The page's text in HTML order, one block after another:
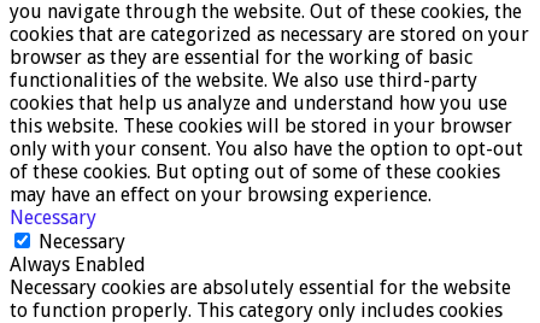
you navigate through the website. Out of these cookies, the
cookies that are categorized as necessary are stored on your
browser as they are essential for the working of basic
functionalities of the website. We also use third-party
cookies that help us analyze and understand how you use
this website. These cookies will be stored in your browser
only with your consent. You also have the option to opt-out
of these cookies. But opting out of some of these cookies
may have an effect on your browsing experience.
Necessary
Necessary
Always Enabled
Necessary cookies are absolutely essential for the website
to function properly. This category only includes cookies